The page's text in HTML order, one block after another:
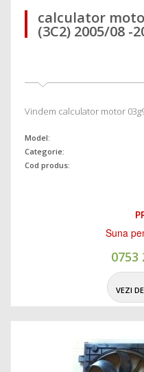
calculator
(3C2) 2005/08 -
Vindem calculator motor
Model:
Categorie:
Cod produs:
Suna
0753
VEZI